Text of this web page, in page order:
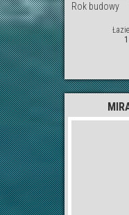
Rok budowy
1